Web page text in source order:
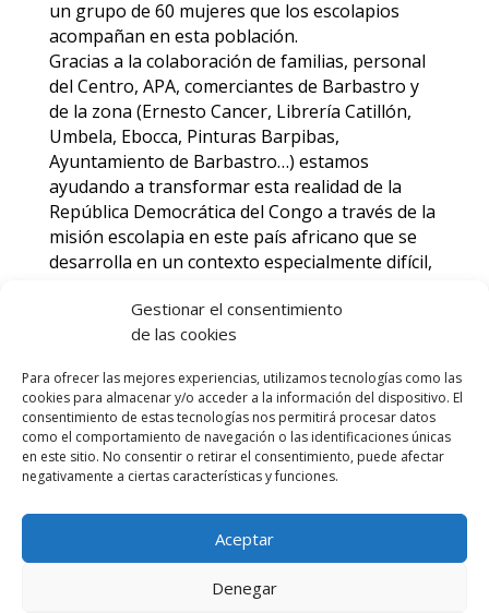
Gestionar el consentimiento
de las cookies
Para ofrecer las mejores experiencias, utilizamos tecnologías como las
cookies para almacenar y/o acceder a la información del dispositivo. El
consentimiento de estas tecnologías nos permitirá procesar datos
como el comportamiento de navegación o las identificaciones únicas
en este sitio. No consentir o retirar el consentimiento, puede afectar
negativamente a ciertas características y funciones.
Aceptar
Denegar
un grupo de 60 mujeres que los escolapios
acompañan en esta población.
Gracias a la colaboración de familias, personal
del Centro, APA, comerciantes de Barbastro y
de la zona (Ernesto Cancer, Librería Catillón,
Umbela, Ebocca, Pinturas Barpibas,
Ayuntamiento de Barbastro…) estamos
ayudando a transformar esta realidad de la
República Democrática del Congo a través de la
misión escolapia en este país africano que se
desarrolla en un contexto especialmente difícil,
persistencia de graves carencias para la mayor
parte de su población, que vive en la pobreza.
MANOS -nuestras manos- desafíos y
necesidades, y junto a ello, los sueños de tantas
niñas, niños y jóvenes que son los verdaderos
protagonistas de nuestros proyectos allá.